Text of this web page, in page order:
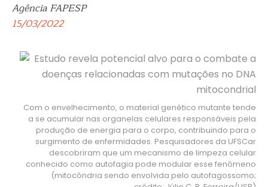
Agência FAPESP
15/03/2022
Com o envelhecimento, o material genético mutante tende
a se acumular nas organelas celulares responsáveis pela
produção de energia para o corpo, contribuindo para o
surgimento de enfermidades. Pesquisadores da UFSCar
descobriram que um mecanismo de limpeza celular
conhecido como autofagia pode modular esse fenômeno
(mitocôndria sendo envolvida pelo autofagossomo;